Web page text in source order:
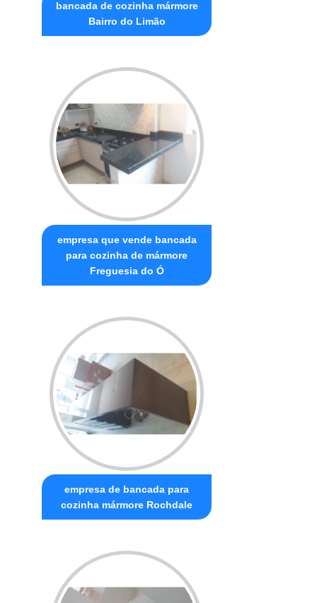
bancada de cozinha mármore
Bairro do Limão
empresa que vende bancada
para cozinha de mármore
Freguesia do Ó
empresa de bancada para
cozinha mármore Rochdale